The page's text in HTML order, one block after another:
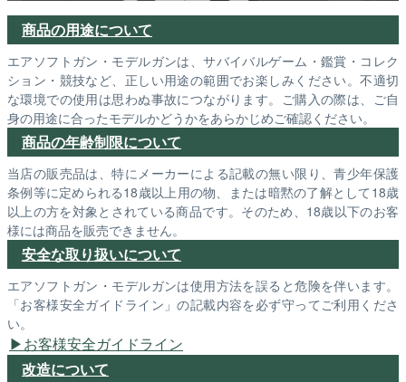
商品の用途について
エアソフトガン・モデルガンは、サバイバルゲーム・鑑賞・コレク
ション・競技など、正しい用途の範囲でお楽しみください。不適切
な環境での使用は思わぬ事故につながります。ご購入の際は、ご自
身の用途に合ったモデルかどうかをあらかじめご確認ください。
商品の年齢制限について
当店の販売品は、特にメーカーによる記載の無い限り、青少年保護
条例等に定められる18歳以上用の物、または暗黙の了解として18歳
以上の方を対象とされている商品です。そのため、18歳以下のお客
様には商品を販売できません。
安全な取り扱いについて
エアソフトガン・モデルガンは使用方法を誤ると危険を伴います。
「お客様安全ガイドライン」の記載内容を必ず守ってご利用くださ
い。
お客様安全ガイドライン
改造について